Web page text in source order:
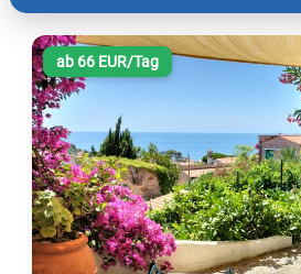
ab 66 EUR/Tag